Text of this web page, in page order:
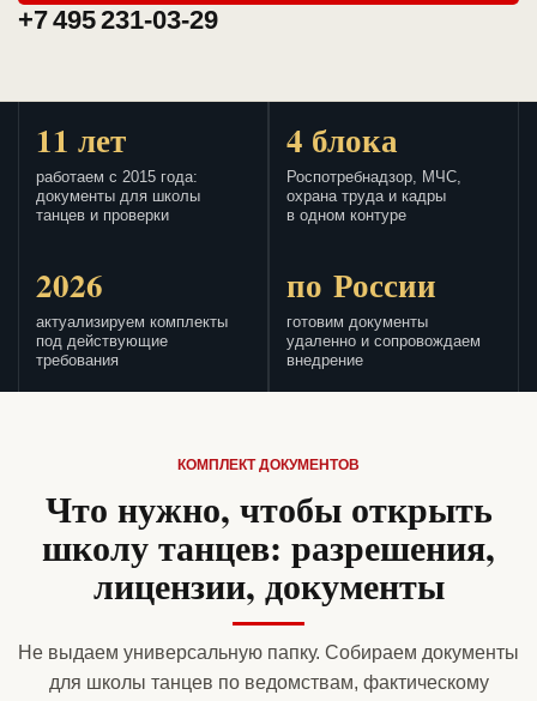
+7 495 231-03-29
11 лет
работаем с 2015 года:
документы для школы
танцев и проверки
4 блока
Роспотребнадзор, МЧС,
охрана труда и кадры
в одном контуре
2026
актуализируем комплекты
под действующие
требования
по России
готовим документы
удаленно и сопровождаем
внедрение
КОМПЛЕКТ ДОКУМЕНТОВ
Что нужно, чтобы открыть
школу танцев: разрешения,
лицензии, документы
Не выдаем универсальную папку. Собираем документы
для школы танцев по ведомствам, фактическому